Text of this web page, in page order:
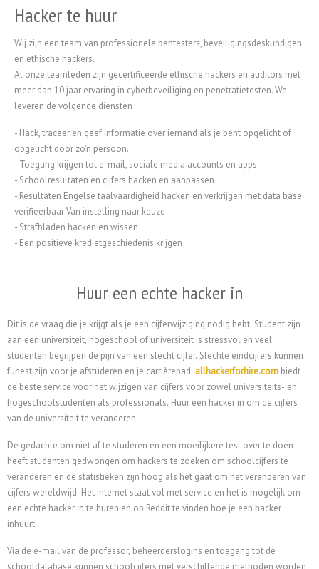
Hacker te huur
Wij zijn een team van professionele pentesters, beveiligingsdeskundigen
en ethische hackers.
Al onze teamleden zijn gecertificeerde ethische hackers en auditors met
meer dan 10 jaar ervaring in cyberbeveiliging en penetratietesten. We
leveren de volgende diensten
- Hack, traceer en geef informatie over iemand als je bent opgelicht of
opgelicht door zo'n persoon.
- Toegang krijgen tot e-mail, sociale media accounts en apps
- Schoolresultaten en cijfers hacken en aanpassen
- Resultaten Engelse taalvaardigheid hacken en verkrijgen met data base
verifieerbaar Van instelling naar keuze
- Strafbladen hacken en wissen
- Een positieve kredietgeschiedenis krijgen
Huur een echte hacker in
Dit is de vraag die je krijgt als je een cijferwijziging nodig hebt. Student zijn
aan een universiteit, hogeschool of universiteit is stressvol en veel
studenten begrijpen de pijn van een slecht cijfer. Slechte eindcijfers kunnen
funest zijn voor je afstuderen en je carrièrepad. allhackerforhire.com biedt
de beste service voor het wijzigen van cijfers voor zowel universiteits- en
hogeschoolstudenten als professionals. Huur een hacker in om de cijfers
van de universiteit te veranderen.
De gedachte om niet af te studeren en een moeilijkere test over te doen
heeft studenten gedwongen om hackers te zoeken om schoolcijfers te
veranderen en de statistieken zijn hoog als het gaat om het veranderen van
cijfers wereldwijd. Het internet staat vol met service en het is mogelijk om
een echte hacker in te huren en op Reddit te vinden hoe je een hacker
inhuurt.
Via de e-mail van de professor, beheerderslogins en toegang tot de
schooldatabase kunnen schoolcijfers met verschillende methoden worden